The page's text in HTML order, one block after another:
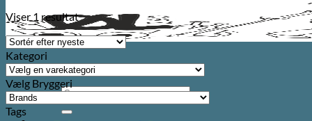
Søg
efter:
Viser 1 resultat
Kategori
Vælg Bryggeri
Tags